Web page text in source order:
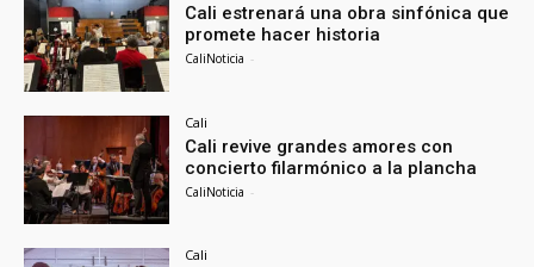
Cali estrenará una obra sinfónica que
promete hacer historia
CaliNoticia -
Cali
Cali revive grandes amores con
concierto filarmónico a la plancha
CaliNoticia -
Cali